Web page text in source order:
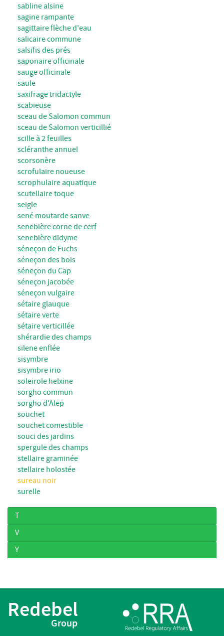
sabline alsine
sagine rampante
sagittaire flèche d'eau
salicaire commune
salsifis des prés
saponaire officinale
sauge officinale
saule
saxifrage tridactyle
scabieuse
sceau de Salomon commun
sceau de Salomon verticillié
scille à 2 feuilles
scléranthe annuel
scorsonère
scrofulaire noueuse
scrophulaire aquatique
scutellaire toque
seigle
sené moutarde sanve
senebière corne de cerf
senebière didyme
séneçon de Fuchs
séneçon des bois
séneçon du Cap
séneçon jacobée
séneçon vulgaire
sétaire glauque
sétaire verte
sétaire verticillée
shérardie des champs
silene enflée
sisymbre
sisymbre irio
soleirole helxine
sorgho commun
sorgho d'Alep
souchet
souchet comestible
souci des jardins
spergule des champs
stellaire graminée
stellaire holostée
sureau noir
surelle
T
V
Y
Redebel
Group